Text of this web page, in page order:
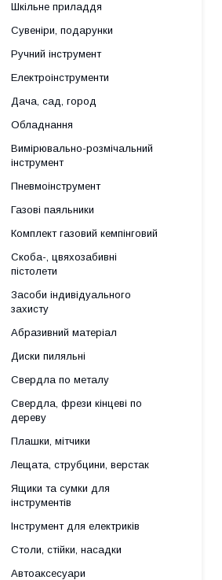
Шкільне приладдя
Сувеніри, подарунки
Ручний інструмент
Електроінструменти
Дача, сад, город
Обладнання
Вимірювально-розмічальний
інструмент
Пневмоінструмент
Газові паяльники
Комплект газовий кемпінговий
Скоба-, цвяхозабивні
пістолети
Засоби індивідуального
захисту
Абразивний матеріал
Диски пиляльні
Свердла по металу
Свердла, фрези кінцеві по
дереву
Плашки, мітчики
Лещата, струбцини, верстак
Ящики та сумки для
інструментів
Інструмент для електриків
Столи, стійки, насадки
Автоаксесуари